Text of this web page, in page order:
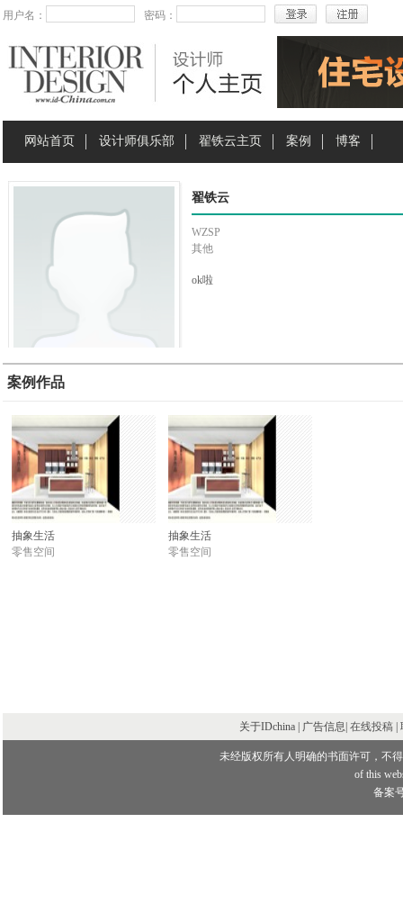
用户名： 密码：
网站首页 设计师俱乐部 翟铁云主页 案例 博客
翟铁云
WZSP
其他
ok啦
案例作品
抽象生活
零售空间
抽象生活
零售空间
关于IDchina | 广告信息| 在线投稿
未经版权所有人明确的书面许可，不
of this
备案